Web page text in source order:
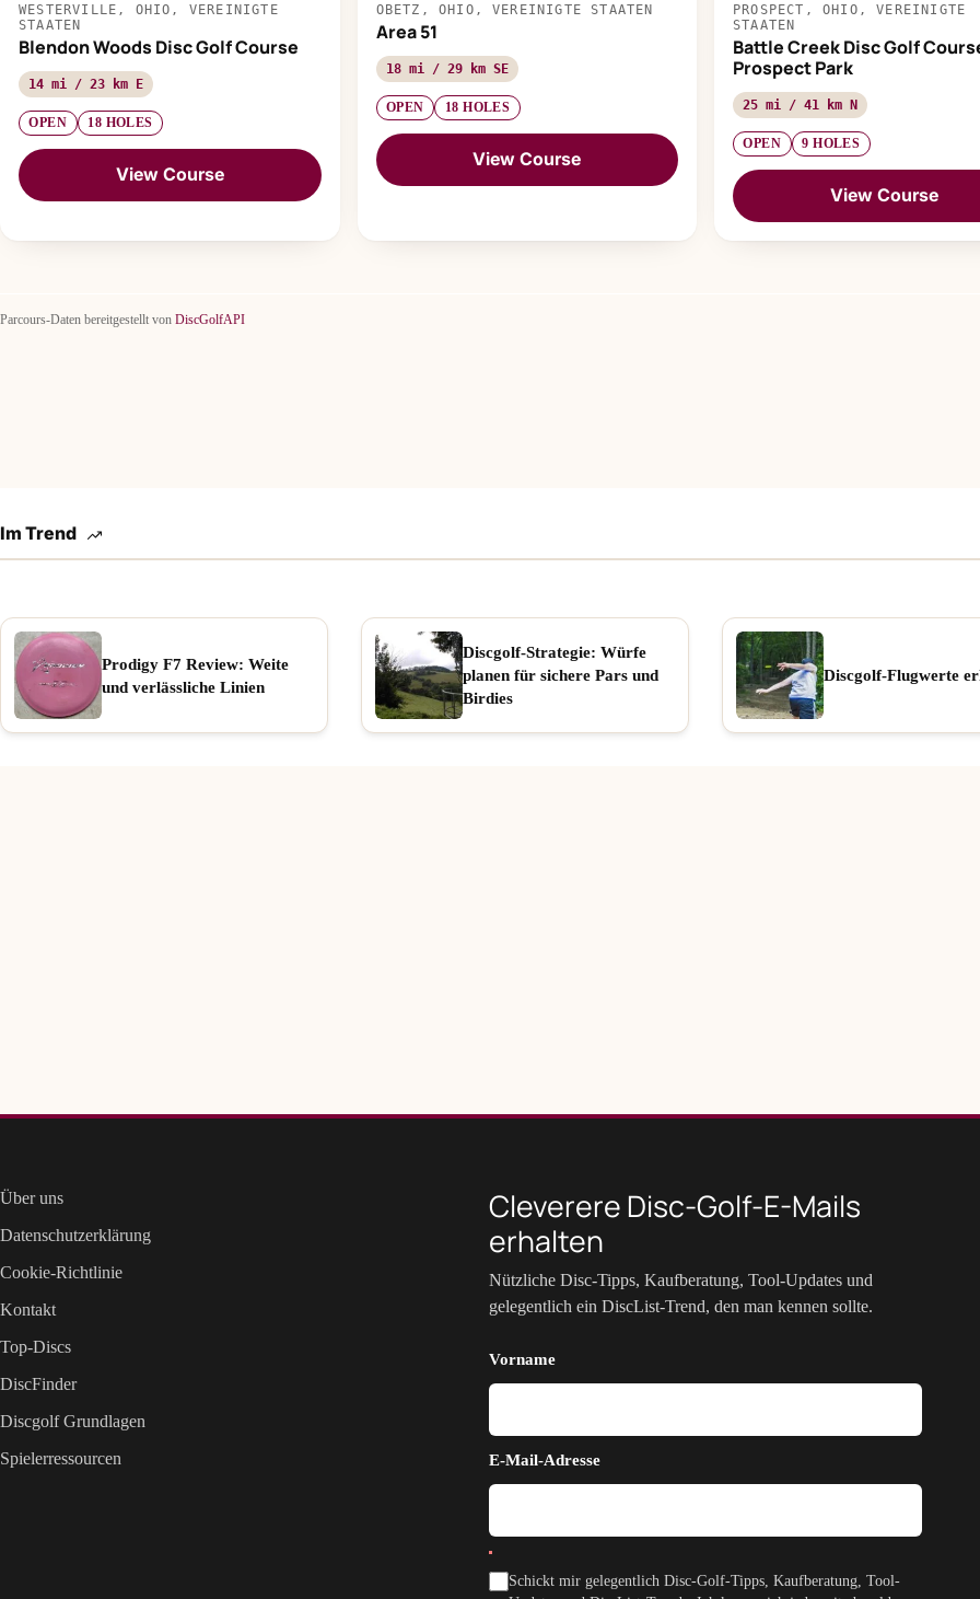
WESTERVILLE, OHIO, VEREINIGTE
STAATEN
Blendon Woods Disc Golf Course
14 mi / 23 km E
OPEN 18 HOLES
View Course
OBETZ, OHIO, VEREINIGTE STAATEN
Area 51
18 mi / 29 km SE
OPEN 18 HOLES
View Course
PROSPECT, OHIO, VEREINIGTE
STAATEN
Battle Creek Disc Golf
Prospect Park
25 mi / 41 km N
OPEN 9 HOLES
View Course
Parcours-Daten bereitgestellt von DiscGolfAPI
Im Trend
Prodigy F7 Review: Weite
und verlässliche Linien
Discgolf-Strategie: Würfe
planen für sichere Pars und
Birdies
Discgolf-Flugwerte
Über uns
Datenschutzerklärung
Cookie-Richtlinie
Kontakt
Top-Discs
DiscFinder
Discgolf Grundlagen
Spielerressourcen
Cleverere Disc-Golf-E-Mails
erhalten
Nützliche Disc-Tipps, Kaufberatung, Tool-Updates und
gelegentlich ein DiscList-Trend, den man kennen sollte.
Vorname
E-Mail-Adresse
Schickt mir gelegentlich Disc-Golf-Tipps, Kaufberatung, Tool-